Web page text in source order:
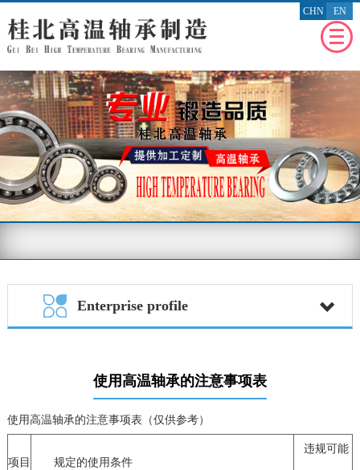
CHN EN
WEBSITEHOMEPAGE
RECENTNEWS
ENTERPRISEPROFILE
PRODUCTPROFILE
ENTERPRISEHONOR
MESSAGEFEEDBACK
CONTACTUS
Enterprise profile
使用高温轴承的注意事项表
使用高温轴承的注意事项表（仅供参考）
项目 规定的使用条件
违规可能